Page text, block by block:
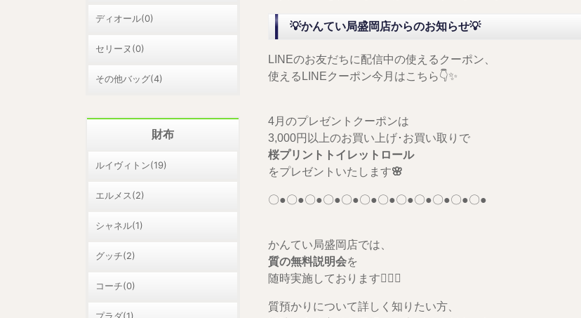
💡かんてい局盛岡店からのお知らせ💡
LINEのお友だちに配信中の使えるクーポン、
使えるLINEクーポン今月はこちら👇✨
4月のプレゼントクーポンは
3,000円以上のお買い上げ･お買い取りで
桜プリントトイレットロール
をプレゼントいたします🌸
〇●〇●〇●〇●〇●〇●〇●〇●〇●〇●〇●〇●
かんてい局盛岡店では、
質の無料説明会を
随時実施しております🙆🏻‍♀️
質預かりについて詳しく知りたい方、
ディオール(0)
セリーヌ(0)
その他バッグ(4)
財布
ルイヴィトン(19)
エルメス(2)
シャネル(1)
グッチ(2)
コーチ(0)